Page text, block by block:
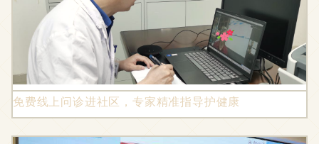
免费线上问诊进社区，专家精准指导护健康